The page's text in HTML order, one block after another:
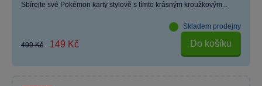
Sbírejte své Pokémon karty stylově s tímto krásným kroužkovým...
Skladem prodejny
499 Kč 149 Kč Do košíku